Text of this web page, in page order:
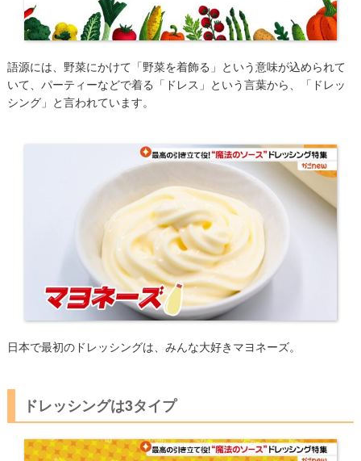
語源には、野菜にかけて「野菜を着飾る」という意味が込められて
いて、パーティーなどで着る「ドレス」という言葉から、「ドレッ
シング」と言われています。
日本で最初のドレッシングは、みんな大好きマヨネーズ。
ドレッシングは3タイプ